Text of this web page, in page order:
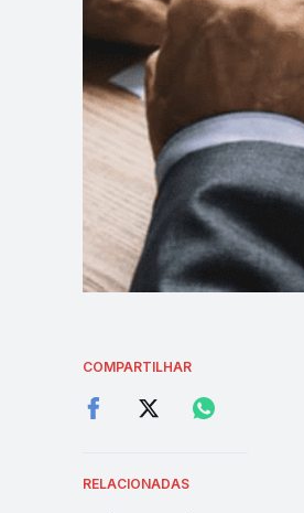
COMPARTILHAR
RELACIONADAS